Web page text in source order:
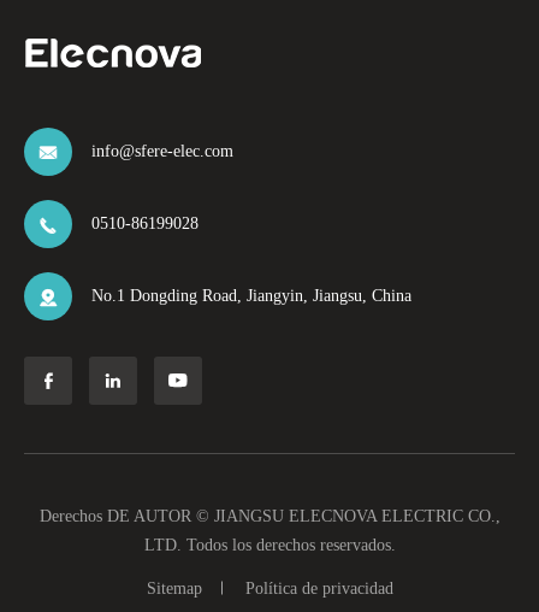
 info@sfere-elec.com
 0510-86199028
 No.1 Dongding Road, Jiangyin, Jiangsu, China
  
Derechos DE AUTOR © JIANGSU ELECNOVA ELECTRIC CO.,
LTD. Todos los derechos reservados.
Sitemap Política de privacidad